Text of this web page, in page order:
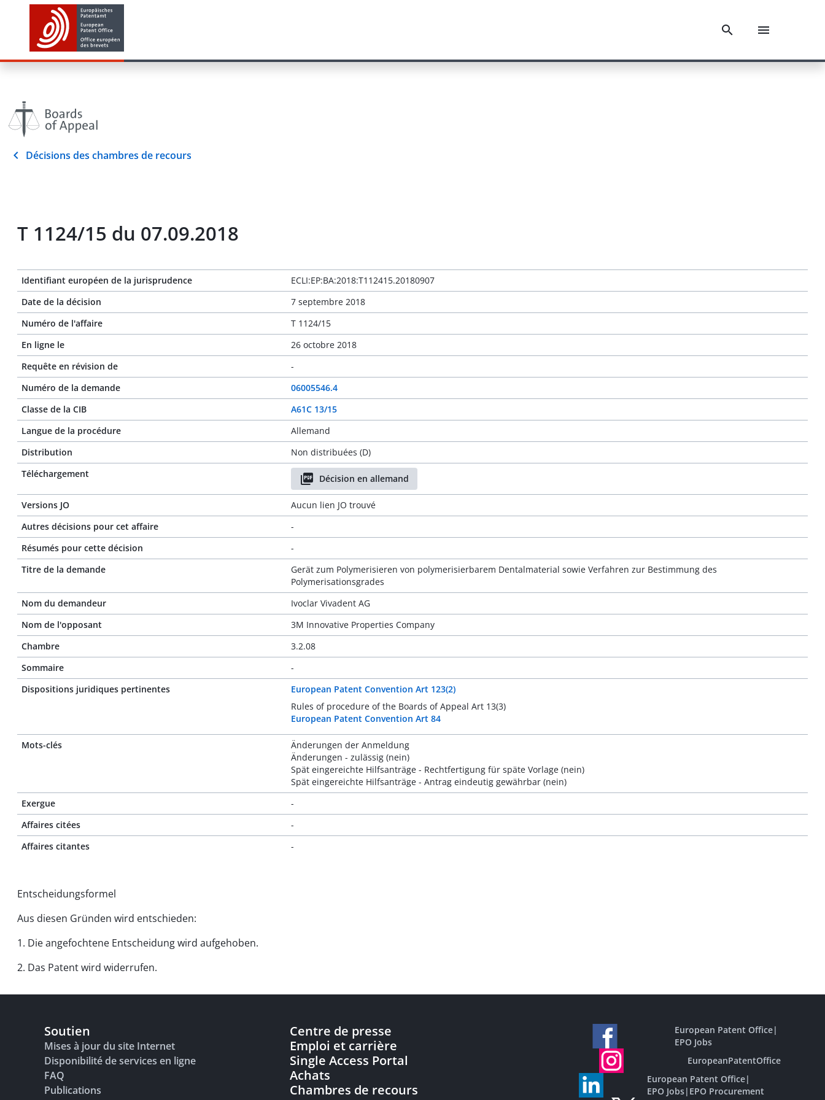
Décisions des chambres de recours
T 1124/15 du 07.09.2018
Identifiant européen de la jurisprudence
ECLI:EP:BA:2018:T112415.20180907
Date de la décision
7 septembre 2018
Numéro de l'affaire
T 1124/15
En ligne le
26 octobre 2018
Requête en révision de
-
Numéro de la demande
06005546.4
Classe de la CIB
A61C 13/15
Langue de la procédure
Allemand
Distribution
Non distribuées (D)
Téléchargement
Décision en allemand
Versions JO
Aucun lien JO trouvé
Autres décisions pour cet affaire
-
Résumés pour cette décision
-
Titre de la demande
Gerät zum Polymerisieren von polymerisierbarem Dentalmaterial sowie Verfahren zur Bestimmung des
Polymerisationsgrades
Nom du demandeur
Ivoclar Vivadent AG
Nom de l'opposant
3M Innovative Properties Company
Chambre
3.2.08
Sommaire
-
Dispositions juridiques pertinentes
European Patent Convention Art 123(2)
Rules of procedure of the Boards of Appeal Art 13(3)
European Patent Convention Art 84
Mots-clés
Änderungen der Anmeldung
Änderungen - zulässig (nein)
Spät eingereichte Hilfsanträge - Rechtfertigung für späte Vorlage (nein)
Spät eingereichte Hilfsanträge - Antrag eindeutig gewährbar (nein)
Exergue
-
Affaires citées
-
Affaires citantes
-
Entscheidungsformel
Aus diesen Gründen wird entschieden:
1. Die angefochtene Entscheidung wird aufgehoben.
2. Das Patent wird widerrufen.
Soutien
Mises à jour du site Internet
Disponibilité de services en ligne
FAQ
Publications
Centre de presse
Emploi et carrière
Single Access Portal
Achats
Chambres de recours
European Patent Office|
EPO Jobs
EuropeanPatentOffice
European Patent Office|
EPO Jobs| EPO Procurement